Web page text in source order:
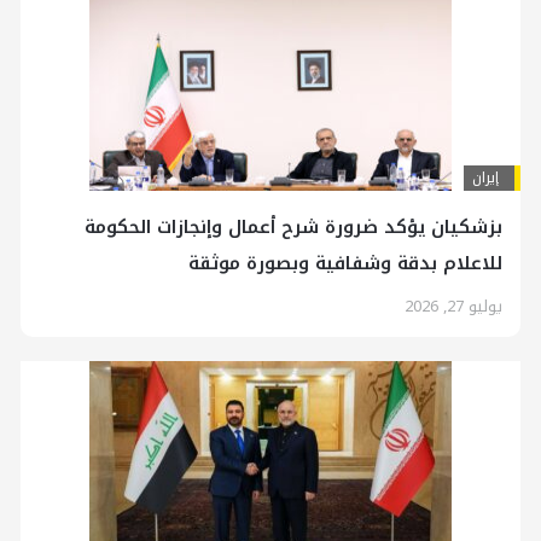
إيران
بزشكيان يؤكد ضرورة شرح أعمال وإنجازات الحكومة
للاعلام بدقة وشفافية وبصورة موثقة
يوليو 27, 2026